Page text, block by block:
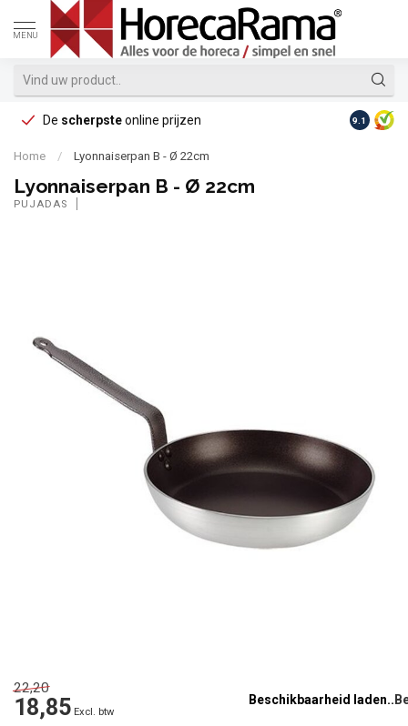
MENU
De scherpsteonline prijzen Op
9.1
Home / Lyonnaiserpan B - Ø 22cm
Lyonnaiserpan B - Ø 22cm
PUJADAS
22,20
18,85 Excl. btw
Beschikbaarheid laden..